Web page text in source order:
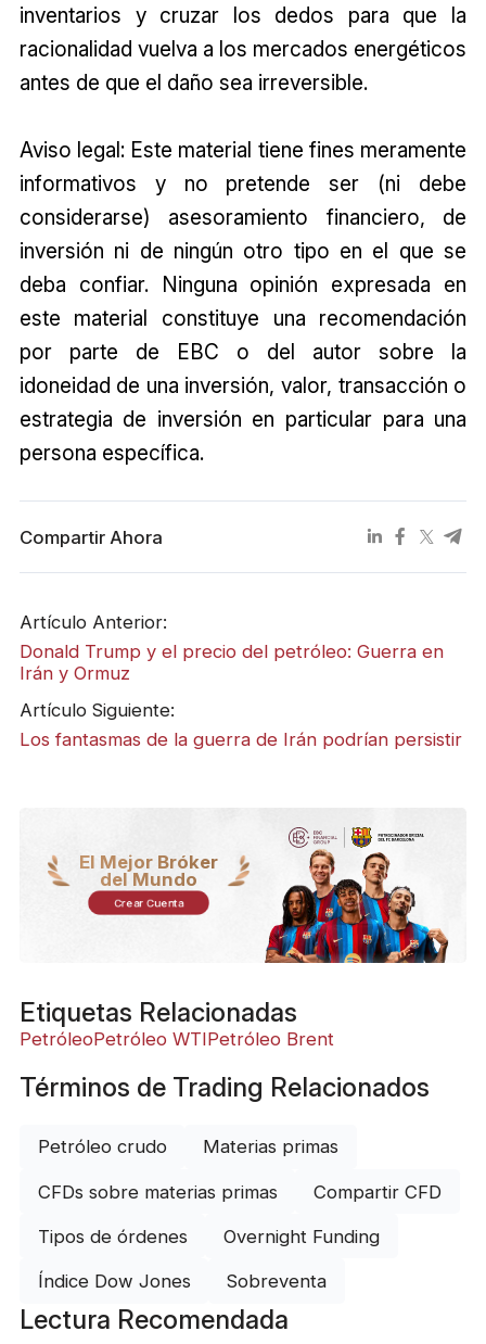
inventarios y cruzar los dedos para que la
racionalidad vuelva a los mercados energéticos
antes de que el daño sea irreversible.
Aviso legal: Este material tiene fines meramente
informativos y no pretende ser (ni debe
considerarse) asesoramiento financiero, de
inversión ni de ningún otro tipo en el que se
deba confiar. Ninguna opinión expresada en
este material constituye una recomendación
por parte de EBC o del autor sobre la
idoneidad de una inversión, valor, transacción o
estrategia de inversión en particular para una
persona específica.
Compartir Ahora
Artículo Anterior:
Donald Trump y el precio del petróleo: Guerra en
Irán y Ormuz
Artículo Siguiente:
Los fantasmas de la guerra de Irán podrían persistir
El Mejor Bróker
del Mundo
Crear Cuenta
Etiquetas Relacionadas
PetróleoPetróleo WTIPetróleo Brent
Términos de Trading Relacionados
Petróleo crudo Materias primas
CFDs sobre materias primas Compartir CFD
Tipos de órdenes Overnight Funding
Índice Dow Jones Sobreventa
Lectura Recomendada